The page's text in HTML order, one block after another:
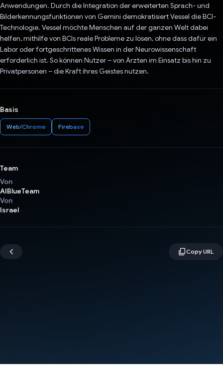
Anwendungen. Durch die Integration der erweiterten Sprach- und
Bilderkennungsfunktionen von Gemini demokratisiert Vessel die BCI-
Technologie. Vessel möchte Menschen auf der ganzen Welt dabei
helfen, mithilfe von BCIs reale Probleme zu lösen, ohne dass dafür ein
Labor oder fortgeschrittenes Wissen in der Neurowissenschaft
erforderlich ist. So können Nutzer – von Ärzten im Einsatz bis hin zu
Privatpersonen – die Kraft ihres Geistes nutzen.
Basis
Web/Chrome Firebase
Team
Von
AIBlueTeam
Von
Israel